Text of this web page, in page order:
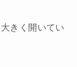
きく開いてい